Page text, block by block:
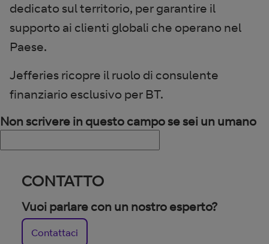
dedicato sul territorio, per garantire il
supporto ai clienti globali che operano nel
Paese.
Jefferies ricopre il ruolo di consulente
finanziario esclusivo per BT.
Non scrivere in questo campo se sei un umano
CONTATTO
Vuoi parlare con un nostro esperto?
Contattaci